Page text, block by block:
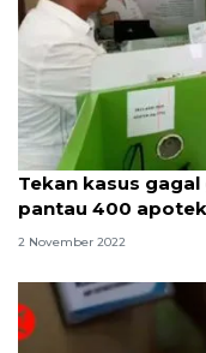
Tekan kasus gagal
pantau 400 apotek
2 November 2022